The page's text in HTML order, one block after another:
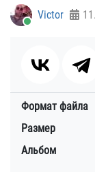
Victor
Формат файла
Размер
Альбом